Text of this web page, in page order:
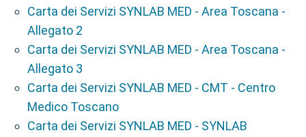
Carta dei Servizi SYNLAB MED - Area Toscana -
Allegato 2
Carta dei Servizi SYNLAB MED - Area Toscana -
Allegato 3
Carta dei Servizi SYNLAB MED - CMT - Centro
Medico Toscano
Carta dei Servizi SYNLAB MED - SYNLAB